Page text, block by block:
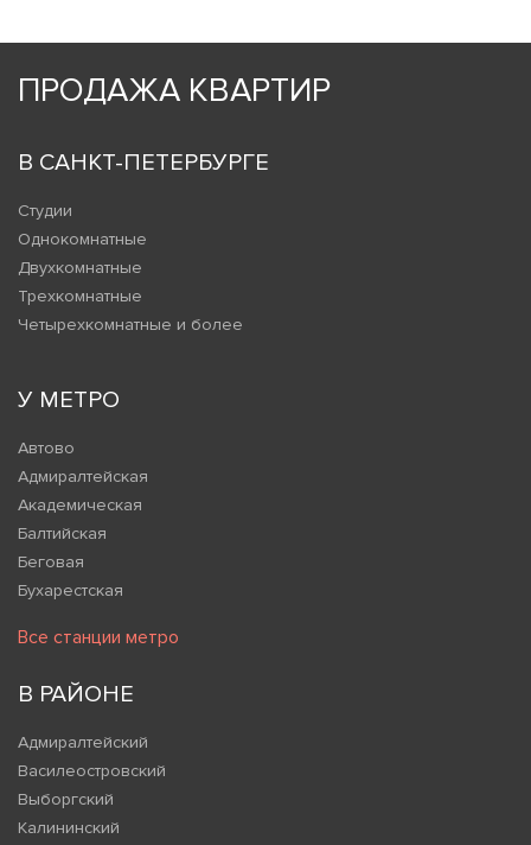
ПРОДАЖА КВАРТИР
В САНКТ-ПЕТЕРБУРГЕ
Студии
Однокомнатные
Двухкомнатные
Трехкомнатные
Четырехкомнатные и более
У МЕТРО
Автово
Адмиралтейская
Академическая
Балтийская
Беговая
Бухарестская
Все станции метро
В РАЙОНЕ
Адмиралтейский
Василеостровский
Выборгский
Калининский